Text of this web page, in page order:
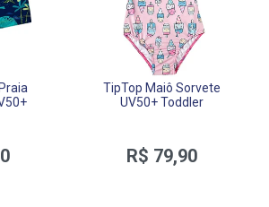
TipTop Maiô Sorvete
UV50+ Toddler
R$ 79,90